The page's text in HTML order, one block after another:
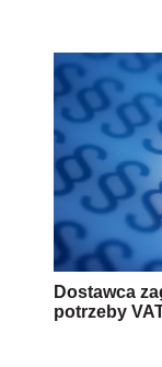
Dostawca
potrzeby